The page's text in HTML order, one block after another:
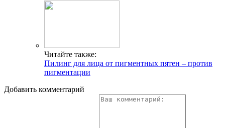
Читайте также:
Пилинг для лица от пигментных пятен – против
пигментации
Добавить комментарий